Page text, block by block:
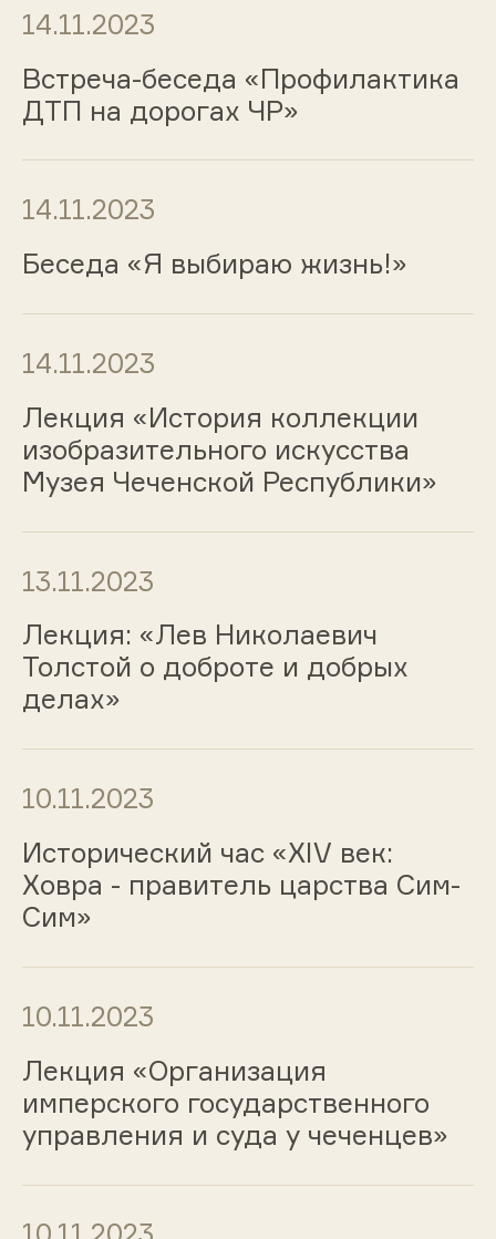
14.11.2023
Встреча-беседа «Профилактика
ДТП на дорогах ЧР»
14.11.2023
Беседа «Я выбираю жизнь!»
14.11.2023
Лекция «История коллекции
изобразительного искусства
Музея Чеченской Республики»
13.11.2023
Лекция: «Лев Николаевич
Толстой о доброте и добрых
делах»
10.11.2023
Исторический час «ХIV век:
Ховра - правитель царства Сим-
Сим»
10.11.2023
Лекция «Организация
имперского государственного
управления и суда у чеченцев»